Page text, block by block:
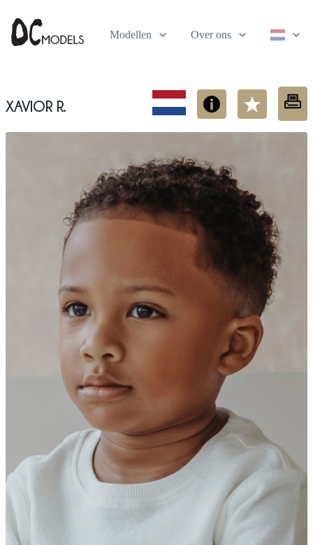
Modellen Over ons
Xavior R.